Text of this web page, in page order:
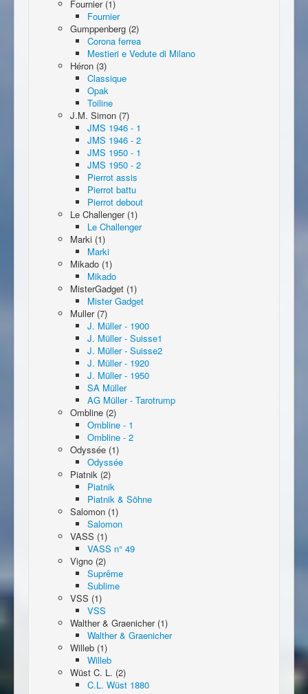
Fournier (1)
Fournier
Gumppenberg (2)
Corona ferrea
Mestieri e Vedute di Milano
Héron (3)
Classique
Opak
Toiline
J.M. Simon (7)
JMS 1946 - 1
JMS 1946 - 2
JMS 1950 - 1
JMS 1950 - 2
Pierrot assis
Pierrot battu
Pierrot debout
Le Challenger (1)
Le Challenger
Marki (1)
Marki
Mikado (1)
Mikado
MisterGadget (1)
Mister Gadget
Muller (7)
J. Müller - 1900
J. Müller - Suisse1
J. Müller - Suisse2
J. Müller - 1920
J. Müller - 1950
SA Müller
AG Müller - Tarotrump
Ombline (2)
Ombline - 1
Ombline - 2
Odyssée (1)
Odyssée
Piatnik (2)
Piatnik
Piatnik & Söhne
Salomon (1)
Salomon
VASS (1)
VASS n° 49
Vigno (2)
Suprême
Sublime
VSS (1)
VSS
Walther & Graenicher (1)
Walther & Graenicher
Willeb (1)
Willeb
Wüst C. L. (2)
C.L. Wüst 1880